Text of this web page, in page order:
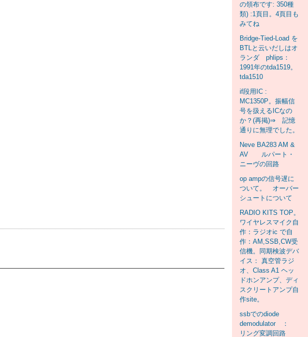
の領布です: 350種
類) :1頁目。4頁目も
みてね
Bridge-Tied-Load を
BTLと云いだしはオ
ランダ phlips：
1991年のtda1519。
tda1510
if段用IC :
MC1350P。振幅信
号を扱えるICなの
か？(再掲)⇒ 記憶
通りに無理でした。
Neve BA283 AM &
AV ルパート・
ニーヴの回路
op ampの信号遅に
ついて。 オーバー
シュートについて
RADIO KITS TOP。
ワイヤレスマイク自
作：ラジオic で自
作：AM,SSB,CW受
信機。同期検波デバ
イス： 真空管ラジ
オ、Class A1 ヘッ
ドホンアンプ、ディ
スクリートアンプ自
作site。
ssbでのdiode
demodulator ：
リング変調回路